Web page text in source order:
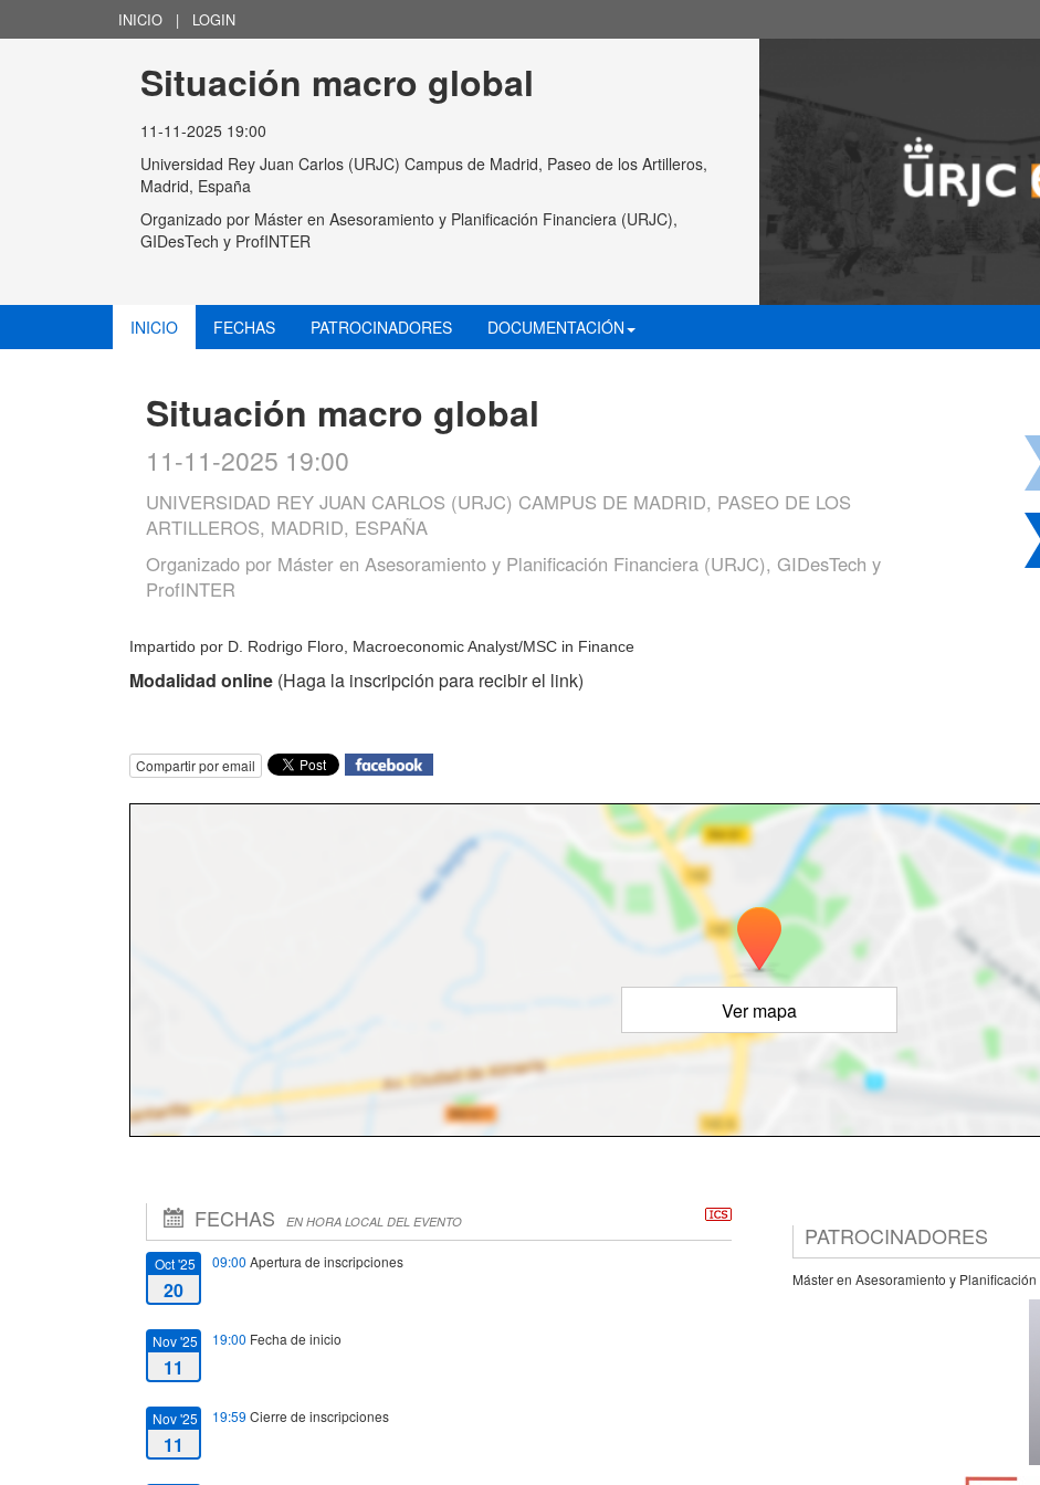
INICIO | LOGIN
Situación macro global
11-11-2025 19:00
Universidad Rey Juan Carlos (URJC) Campus de Madrid, Paseo de los Artilleros,
Madrid, España
Organizado por Máster en Asesoramiento y Planificación Financiera (URJC),
GIDesTech y ProfINTER
INICIO FECHAS PATROCINADORES DOCUMENTACIÓN
Situación macro global
11-11-2025 19:00
UNIVERSIDAD REY JUAN CARLOS (URJC) CAMPUS DE MADRID, PASEO DE LOS
ARTILLEROS, MADRID, ESPAÑA
Organizado por Máster en Asesoramiento y Planificación Financiera (URJC), GIDesTech y
ProfINTER
Impartido por D. Rodrigo Floro, Macroeconomic Analyst/MSC in Finance
Modalidad online (Haga la inscripción para recibir el link)
Compartir por email
Ver mapa
FECHAS EN HORA LOCAL DEL EVENTO
Oct '25
20
09:00 Apertura de inscripciones
Nov '25
11
19:00 Fecha de inicio
Nov '25
11
19:59 Cierre de inscripciones
PATROCINADORES
Máster en Asesoramiento y